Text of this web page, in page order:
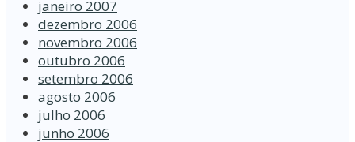
janeiro 2007
dezembro 2006
novembro 2006
outubro 2006
setembro 2006
agosto 2006
julho 2006
junho 2006